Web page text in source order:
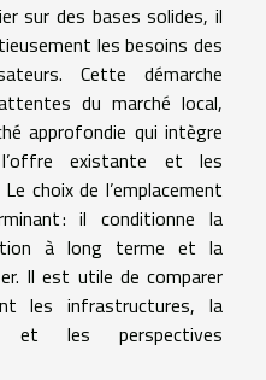
sur des bases solides, il
les besoins des
Cette démarche
du marché local,
approfondie qui intègre
l’offre existante et les
choix de l’emplacement
: il conditionne la
à long terme et la
Il est utile de comparer
les infrastructures, la
et les perspectives